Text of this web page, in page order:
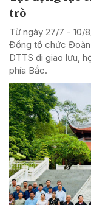
trò
Từ ngày 27/7 - 10/
Đồng tổ chức Đoàn
DTTS đi giao lưu,
phía Bắc.